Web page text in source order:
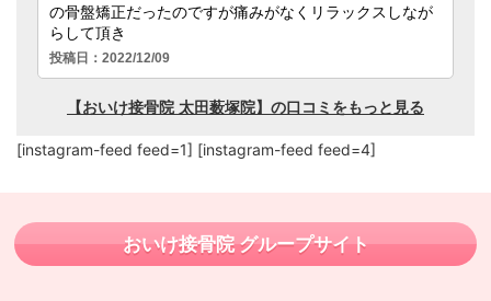
[instagram-feed feed=1] [instagram-feed feed=4]
おいけ接骨院 グループサイト